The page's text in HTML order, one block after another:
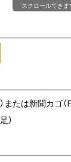
スクロールできま
または新聞カゴ
）